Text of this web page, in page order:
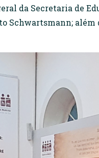
da Secretaria de
Schwartsmann; além